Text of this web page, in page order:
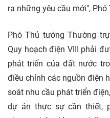
ra những yêu cầu mới",
Phó Thủ tướng Thường
Quy hoạch điện VIII phải
phát triển của đất nước
điều chỉnh các nguồn điện
soát nhu cầu phát triển
dự án thực sự cần thiết,